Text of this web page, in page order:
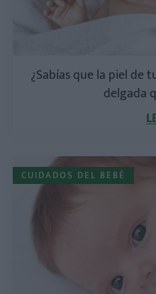
¿Sabías que la piel de
delgada
CUIDADOS DEL BEBÉ